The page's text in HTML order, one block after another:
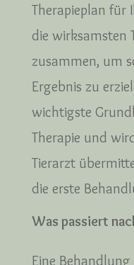
Therapieplan für
die wirksamsten
zusammen, um
Ergebnis zu
wichtigste
Therapie und
Tierarzt
die erste
Was passiert
Eine